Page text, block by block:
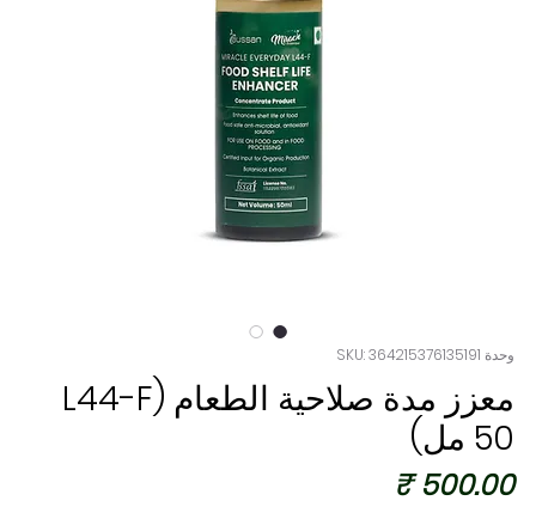
وحدة SKU: 364215376135191
معزز مدة صلاحية الطعام (L44-F
50 مل)
‏500.00 ₹